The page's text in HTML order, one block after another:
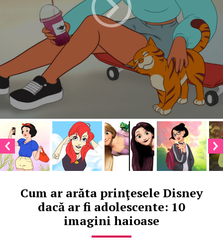
Cum ar arăta prinţesele Disney
dacă ar fi adolescente: 10
imagini haioase